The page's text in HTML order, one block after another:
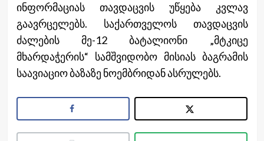
ინფორმაციას თავდაცვის უწყება კვლავ
გაავრცელებს. საქართველოს თავდაცვის
ძალების მე-12 ბატალიონი „მტკიცე
მხარდაჭერის“ სამშვიდობო მისიას ბაგრამის
საავიაციო ბაზაზე ნოემბრიდან ასრულებს.